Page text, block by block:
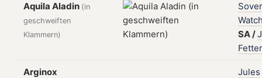
Aquila Aladin (in
geschweiften
Klammern)
SA/
Arginox
Jules